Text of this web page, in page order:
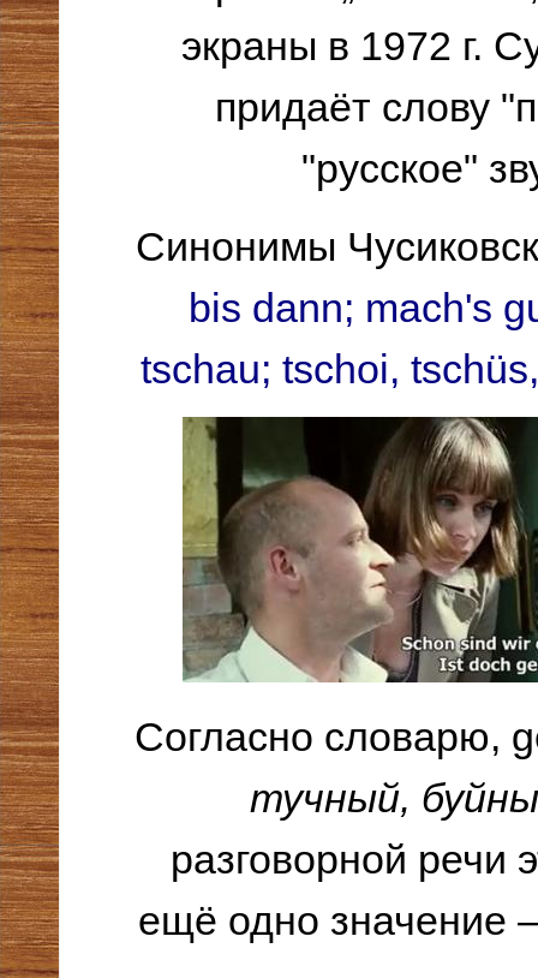
экраны в 1972 г.
придаёт слову
"русское"
Синонимы
bis dann; mach's
tschau; tschoi,
Согласно словарю,
тучный,
разговорной речи
ещё одно